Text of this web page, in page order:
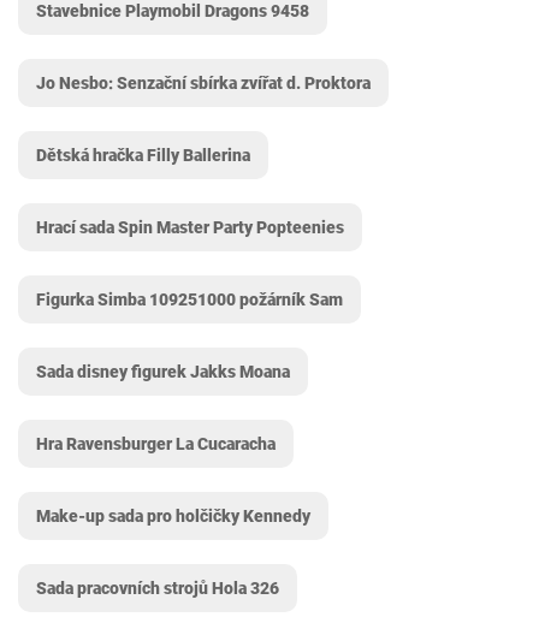
Stavebnice Playmobil Dragons 9458
Jo Nesbo: Senzační sbírka zvířat d. Proktora
Dětská hračka Filly Ballerina
Hrací sada Spin Master Party Popteenies
Figurka Simba 109251000 požárník Sam
Sada disney figurek Jakks Moana
Hra Ravensburger La Cucaracha
Make-up sada pro holčičky Kennedy
Sada pracovních strojů Hola 326